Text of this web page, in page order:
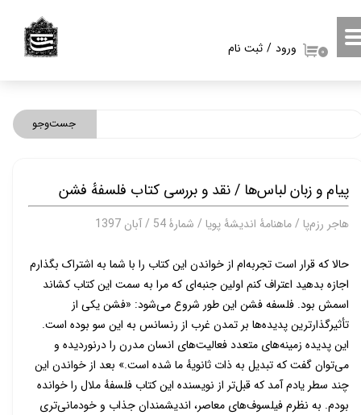
ورود / ثبت نام
حساب کاربری من
۰
پیام و زبان لباس‌ها / نقد و بررسی کتاب فلسفهٔ فشن
هاجر رزم‌پا / ماهنامۀ اندیشۀ پویا / شمارۀ 54 / آبان 1397
حالا که قرار است تجربه‌ام از خواندن این کتاب را با شما به اشتراک بگذارم
اجازه بدهید اعتراف کنم اولین جنبه‌ای که مرا به سمت این کتاب کشاند
اسمش بود. فلسفه فشن این طور شروع می‌شود: «فشن یکی از
تأثیرگذارترین پدیده‌ها بر تمدن غرب از رنسانس به این سو بوده است.
این پدیده زمینه‌های متعدد فعالیت‌های انسان مدرن را درنوردیده و
می‌توان گفت که تبدیل به ذات ثانویهٔ ما شده است.» بعد از خواندن این
چند سطر یادم آمد که قبل‌تر از نویسنده این کتاب فلسفهٔ ملال را خوانده
بودم. به نظرم فیلسوف‌های معاصر، اندیشمندان جذاب و خودمانی‌تری
جست‌وجو